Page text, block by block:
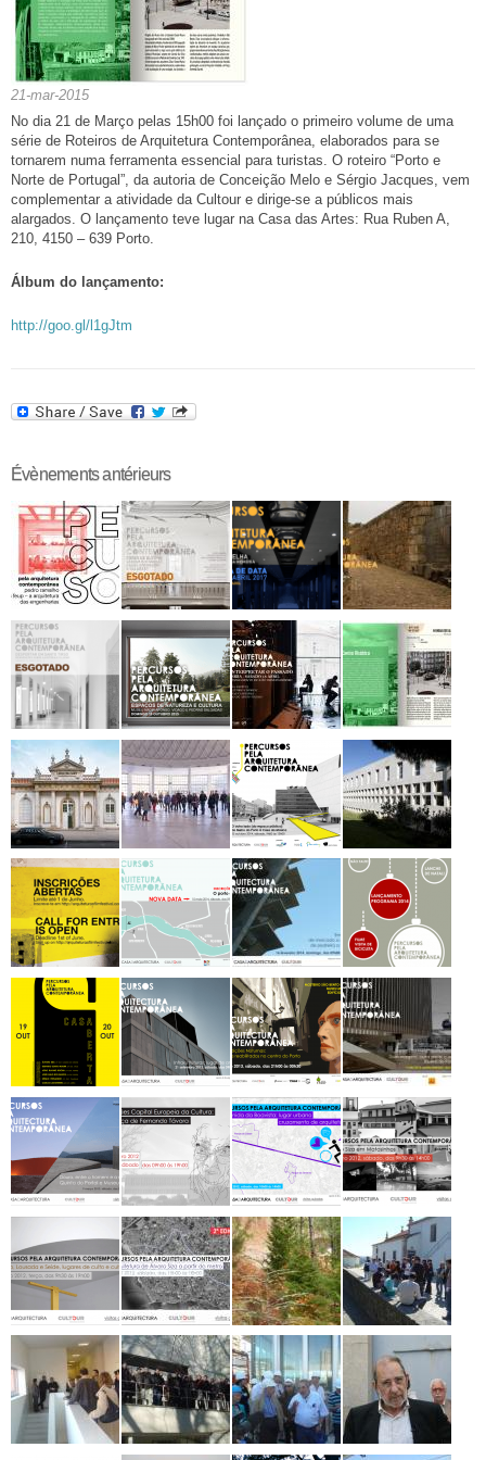
21-mar-2015
No dia 21 de Março pelas 15h00 foi lançado o primeiro volume de uma
série de Roteiros de Arquitetura Contemporânea, elaborados para se
tornarem numa ferramenta essencial para turistas. O roteiro “Porto e
Norte de Portugal”, da autoria de Conceição Melo e Sérgio Jacques, vem
complementar a atividade da Cultour e dirige-se a públicos mais
alargados. O lançamento teve lugar na Casa das Artes: Rua Ruben A,
210, 4150 – 639 Porto.
Álbum do lançamento:
http://goo.gl/l1gJtm
Évènements antérieurs